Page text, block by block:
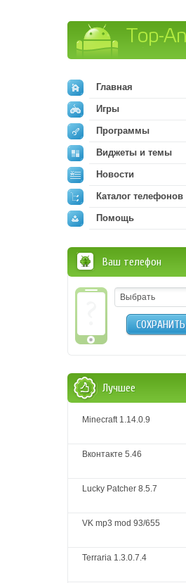
Главная
Игры
Программы
Виджеты и темы
Новости
Каталог телефонов
Помощь
Ваш телефон
Выбрать
СОХРАНИТЬ
Лучшее
Minecraft 1.14.0.9
Вконтакте 5.46
Lucky Patcher 8.5.7
VK mp3 mod 93/655
Terraria 1.3.0.7.4